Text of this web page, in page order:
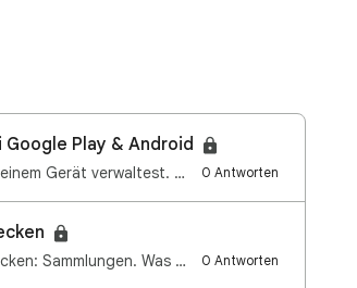
Play & Android
Hallo liebe Community! Wir vereinfachen, wie du die Inhaltssicherheit auf deinem Gerät verwaltest. S… 0 Antworten
Jetzt gibt es eine tolle neue Möglichkeit, Inhalte bei Google Play zu entdecken: Sammlungen. Was ver… 0 Antworten